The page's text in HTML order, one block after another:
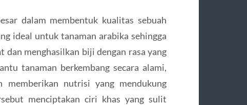
dalam membentuk kualitas sebuah
ideal untuk tanaman arabika sehingga
menghasilkan biji dengan rasa yang
tanaman berkembang secara alami,
memberikan nutrisi yang mendukung
menciptakan ciri khas yang sulit